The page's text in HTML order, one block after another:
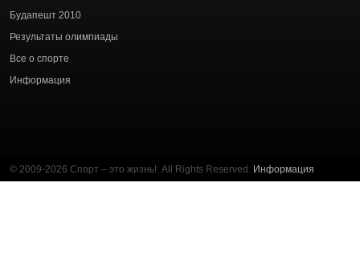
Будапешт 2010
Результаты олимпиады
Все о спорте
Информация
© 2009-2026 Спорт – это жизнь!. All Rights Reserved. Информация